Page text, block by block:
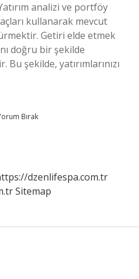
analizi ve portföy
kullanarak mevcut
Getiri elde etmek
doğru bir şekilde
şekilde, yatırımlarınızı
Bırak
dzenlifespa.com.tr
Sitemap